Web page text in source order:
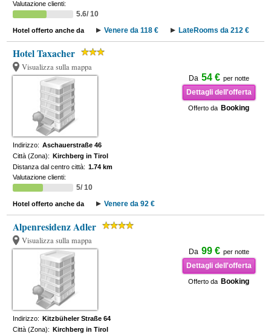
Valutazione clienti:
5.6/ 10
Hotel offerto anche da Venere da 118 € LateRooms da 212 €
Hotel Taxacher
Visualizza sulla mappa
Da 54 € per notte
Dettagli dell'offerta
Offerto da Booking
Indirizzo: Aschauerstraße 46
Città (Zona): Kirchberg in Tirol
Distanza dal centro città: 1.74 km
Valutazione clienti:
5/ 10
Hotel offerto anche da Venere da 92 €
Alpenresidenz Adler
Visualizza sulla mappa
Da 99 € per notte
Dettagli dell'offerta
Offerto da Booking
Indirizzo: Kitzbüheler Straße 64
Città (Zona): Kirchberg in Tirol